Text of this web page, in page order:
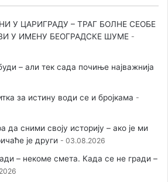
У ЦАРИГРАДУ – ТРАГ БОЛНЕ СЕОБЕ
У ИМЕНУ БЕОГРАДСКЕ ШУМЕ
– али тек сада почиње најважнија
за истину води се и бројкама
да сними своју историју – ако је ми
је други
03.08.2026
– некоме смета. Када се не гради –